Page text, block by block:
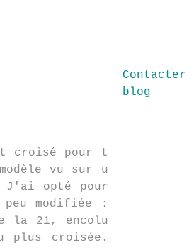
croisé pour t
vu sur u
J'ai opté pour
modifiée :
la 21, encolu
plus croisée.
blog